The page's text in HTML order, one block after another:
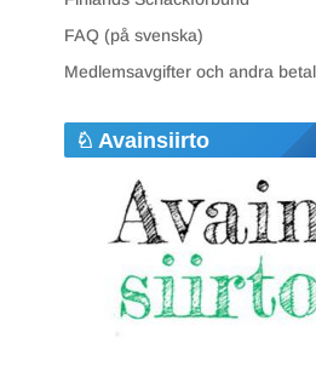
FAQ (på svenska)
Medlemsavgifter och andra
Avainsiirto